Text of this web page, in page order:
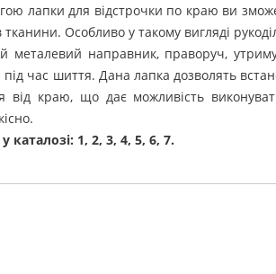
лапки для відстрочки по краю ви
тканини. Особливо у такому вигляді
металевий направник, праворуч,
під час шиття. Дана лапка дозволять
від краю, що дає можливість
каталозі: 1, 2, 3, 4, 5, 6, 7.